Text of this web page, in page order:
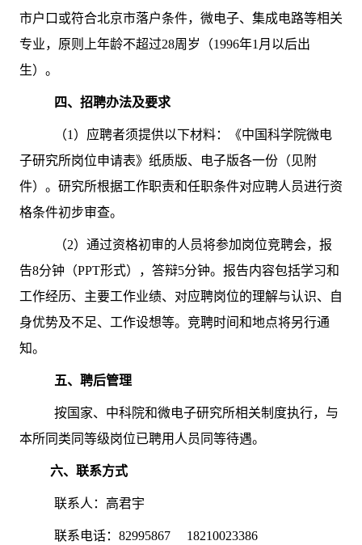
市户口或符合北京市落户条件，微电子、集成电路等相关
专业，原则上年龄不超过28周岁（1996年1月以后出
生）。
四、招聘办法及要求
（1）应聘者须提供以下材料：《中国科学院微电
子研究所岗位申请表》纸质版、电子版各一份（见附
件）。研究所根据工作职责和任职条件对应聘人员进行资
格条件初步审查。
（2）通过资格初审的人员将参加岗位竞聘会，报
告8分钟（PPT形式），答辩5分钟。报告内容包括学习和
工作经历、主要工作业绩、对应聘岗位的理解与认识、自
身优势及不足、工作设想等。竞聘时间和地点将另行通
知。
五、聘后管理
按国家、中科院和微电子研究所相关制度执行，与
本所同类同等级岗位已聘用人员同等待遇。
六、联系方式
联系人：高君宇
联系电话：82995867 18210023386